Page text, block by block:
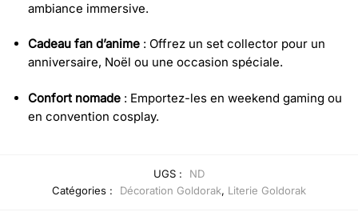
ambiance immersive.
Cadeau fan d’anime : Offrez un set collector pour un
anniversaire, Noël ou une occasion spéciale.
Confort nomade : Emportez-les en weekend gaming ou
en convention cosplay.
UGS :
ND
Catégories :
Décoration Goldorak, Literie Goldorak